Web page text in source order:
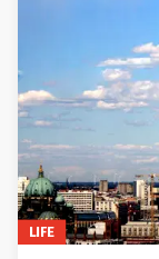
LIFE